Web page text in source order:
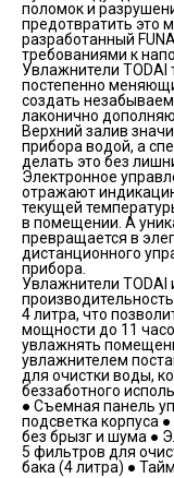
поломок и
предотвратить это
разработанный
требованиями к
Увлажнители TODAI
постепенно
создать
лаконично
Верхний залив
прибора водой, а
делать это без
Электронное
отражают
текущей
в помещении. А
превращается в
дистанционного
прибора.
Увлажнители
4 литра, что
мощности до 11
увлажнять
увлажнителем
для очистки воды,
беззаботного
● Cъемная панель
подсветка корпуса
без брызг и шума ●
5 фильтров для
бака (4 литра) ●